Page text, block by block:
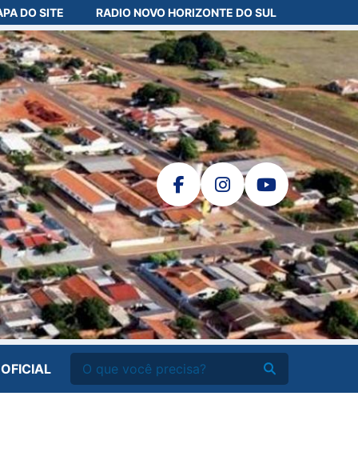
DO SITE RADIO NOVO HORIZONTE DO SUL